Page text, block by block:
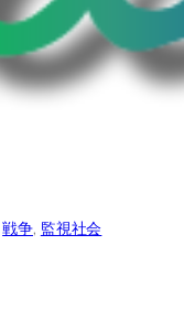
戦争, 監視社会